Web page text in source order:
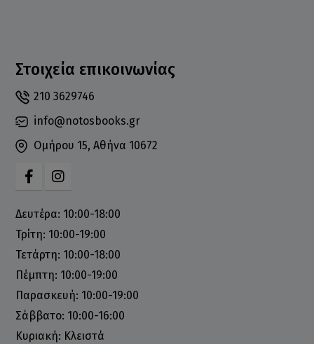
Στοιχεία επικοινωνίας
210 3629746
info@notosbooks.gr
Ομήρου 15, Αθήνα 10672
Δευτέρα: 10:00-18:00
Τρίτη: 10:00-19:00
Τετάρτη: 10:00-18:00
Πέμπτη: 10:00-19:00
Παρασκευή: 10:00-19:00
Σάββατο: 10:00-16:00
Κυριακή: Κλειστά